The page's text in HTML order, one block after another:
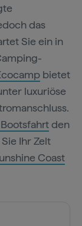
das
Sie ein in
bietet
luxuriöse
den
Ihr Zelt
Coast